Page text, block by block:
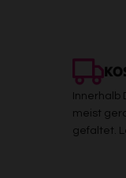
Innerhalb
meist
gefaltet.